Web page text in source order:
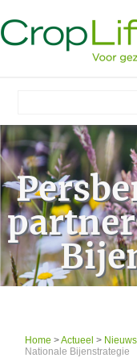
Home >Actueel >
Nationale Bijenstrategie